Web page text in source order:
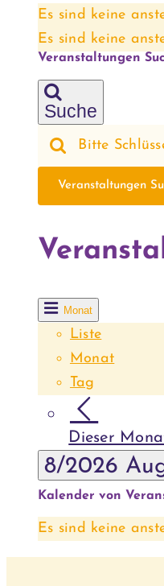
Es sind keine
Es sind keine
Veranstaltungen
Suche
Bitte
Veranstaltungen
Monat
Liste
Monat
Tag
Dieser
8/2026
Kalender von
Es sind keine